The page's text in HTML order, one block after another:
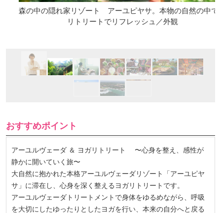
森の中の隠れ家リゾート アーユピヤサ。本物の自然の中での
リトリートでリフレッシュ／外観
おすすめポイント
アーユルヴェーダ ＆ ヨガリトリート 〜心身を整え、感性が
静かに開いていく旅〜
大自然に抱かれた本格アーユルヴェーダリゾート「アーユピヤ
サ」に滞在し、心身を深く整えるヨガリトリートです。
アーユルヴェーダトリートメントで身体をゆるめながら、呼吸
を大切にしたゆったりとしたヨガを行い、本来の自分へと戻る